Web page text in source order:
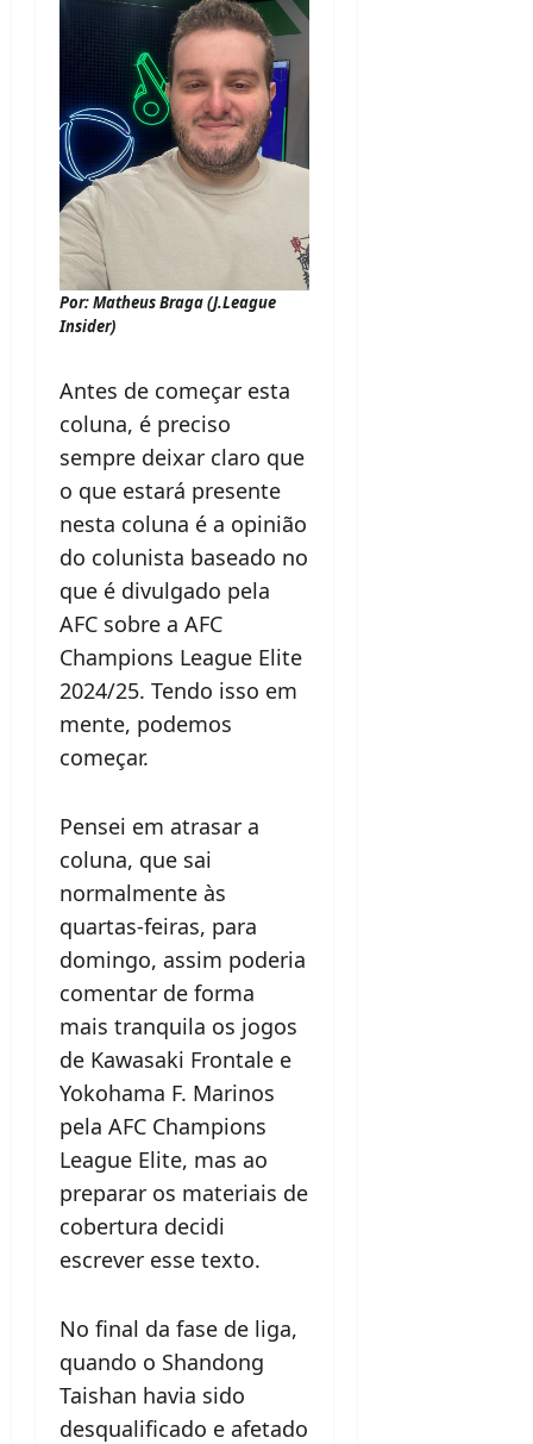
Por: Matheus Braga (J.League
Insider)
Antes de começar esta
coluna, é preciso
sempre deixar claro que
o que estará presente
nesta coluna é a opinião
do colunista baseado no
que é divulgado pela
AFC sobre a AFC
Champions League Elite
2024/25. Tendo isso em
mente, podemos
começar.
Pensei em atrasar a
coluna, que sai
normalmente às
quartas-feiras, para
domingo, assim poderia
comentar de forma
mais tranquila os jogos
de Kawasaki Frontale e
Yokohama F. Marinos
pela AFC Champions
League Elite, mas ao
preparar os materiais de
cobertura decidi
escrever esse texto.
No final da fase de liga,
quando o Shandong
Taishan havia sido
desqualificado e afetado